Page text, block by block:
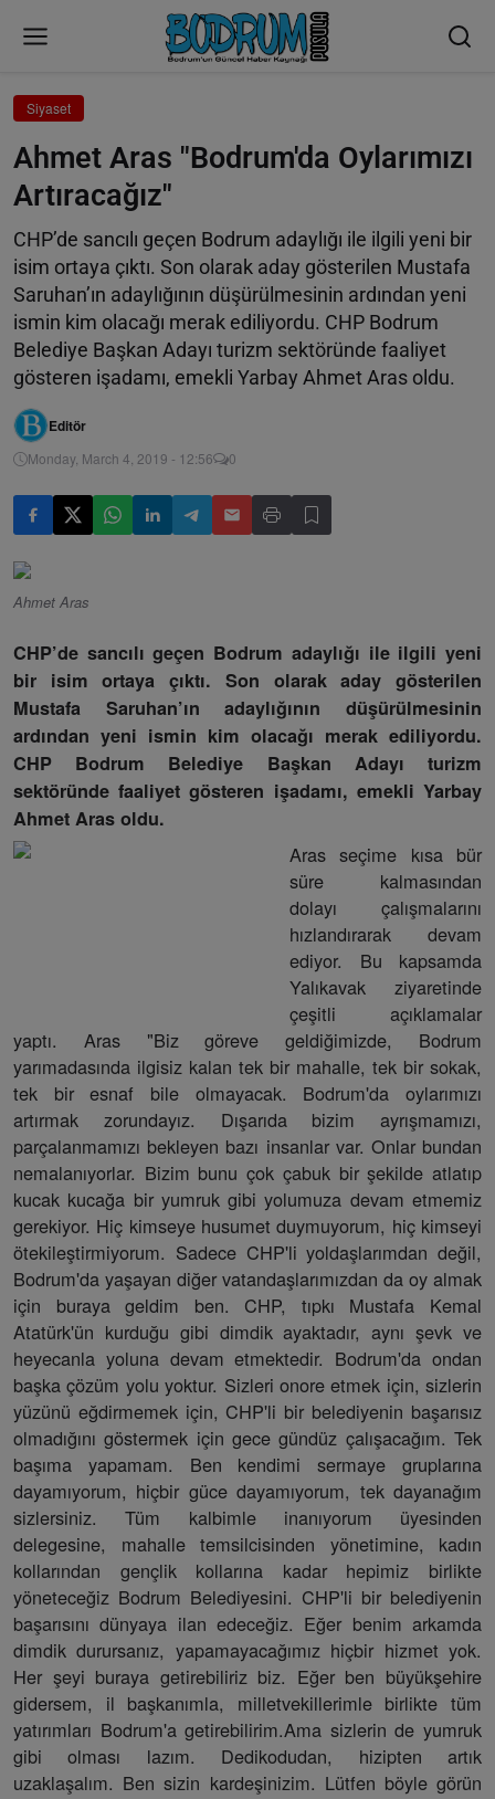
Siyaset
Ahmet Aras "Bodrum'da Oylarımızı
Artıracağız"
CHP’de sancılı geçen Bodrum adaylığı ile ilgili yeni bir
isim ortaya çıktı. Son olarak aday gösterilen Mustafa
Saruhan’ın adaylığının düşürülmesinin ardından yeni
ismin kim olacağı merak ediliyordu. CHP Bodrum
Belediye Başkan Adayı turizm sektöründe faaliyet
gösteren işadamı, emekli Yarbay Ahmet Aras oldu.
Editör
Monday, March 4, 2019 - 12:56 0
Ahmet Aras
CHP’de sancılı geçen Bodrum adaylığı ile ilgili yeni
bir isim ortaya çıktı. Son olarak aday gösterilen
Mustafa Saruhan’ın adaylığının düşürülmesinin
ardından yeni ismin kim olacağı merak ediliyordu.
CHP Bodrum Belediye Başkan Adayı turizm
sektöründe faaliyet gösteren işadamı, emekli Yarbay
Ahmet Aras oldu.
Aras seçime kısa bür
süre kalmasından
dolayı çalışmalarını
hızlandırarak devam
ediyor. Bu kapsamda
Yalıkavak ziyaretinde
çeşitli açıklamalar
yaptı. Aras "Biz göreve geldiğimizde, Bodrum
yarımadasında ilgisiz kalan tek bir mahalle, tek bir sokak,
tek bir esnaf bile olmayacak. Bodrum'da oylarımızı
artırmak zorundayız. Dışarıda bizim ayrışmamızı,
parçalanmamızı bekleyen bazı insanlar var. Onlar bundan
nemalanıyorlar. Bizim bunu çok çabuk bir şekilde atlatıp
kucak kucağa bir yumruk gibi yolumuza devam etmemiz
gerekiyor. Hiç kimseye husumet duymuyorum, hiç kimseyi
ötekileştirmiyorum. Sadece CHP'li yoldaşlarımdan değil,
Bodrum'da yaşayan diğer vatandaşlarımızdan da oy almak
için buraya geldim ben. CHP, tıpkı Mustafa Kemal
Atatürk'ün kurduğu gibi dimdik ayaktadır, aynı şevk ve
heyecanla yoluna devam etmektedir. Bodrum'da ondan
başka çözüm yolu yoktur. Sizleri onore etmek için, sizlerin
yüzünü eğdirmemek için, CHP'li bir belediyenin başarısız
olmadığını göstermek için gece gündüz çalışacağım. Tek
başıma yapamam. Ben kendimi sermaye gruplarına
dayamıyorum, hiçbir güce dayamıyorum, tek dayanağım
sizlersiniz. Tüm kalbimle inanıyorum üyesinden
delegesine, mahalle temsilcisinden yönetimine, kadın
kollarından gençlik kollarına kadar hepimiz birlikte
yöneteceğiz Bodrum Belediyesini. CHP'li bir belediyenin
başarısını dünyaya ilan edeceğiz. Eğer benim arkamda
dimdik durursanız, yapamayacağımız hiçbir hizmet yok.
Her şeyi buraya getirebiliriz biz. Eğer ben büyükşehire
gidersem, il başkanımla, milletvekillerimle birlikte tüm
yatırımları Bodrum'a getirebilirim.Ama sizlerin de yumruk
gibi olması lazım. Dedikodudan, hizipten artık
uzaklaşalım. Ben sizin kardeşinizim. Lütfen böyle görün